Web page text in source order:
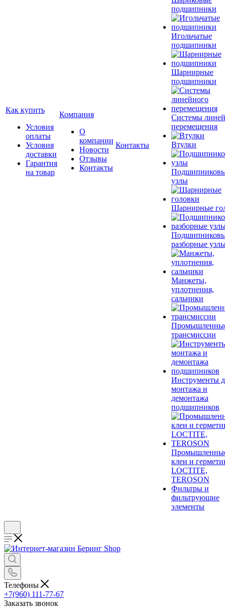
Как купить
Условия
оплаты
Условия
доставки
Гарантия
на товар
Компания
О
компании
Новости
Отзывы
Контакты
Контакты
подшипники
Игольчатые
подшипники
Шарнирные
подшипники
Системы
перемещения
Втулки
узлы
Шарнирные
разборные
Манжеты,
уплотнения,
сальники
трансмиссии
Инструменты
монтажа и
демонтажа
подшипников
клеи и
LOCTITE,
TEROSON
Фильтры и
фильтрующие
элементы
Телефоны
+7(960) 111-77-67
Заказать звонок